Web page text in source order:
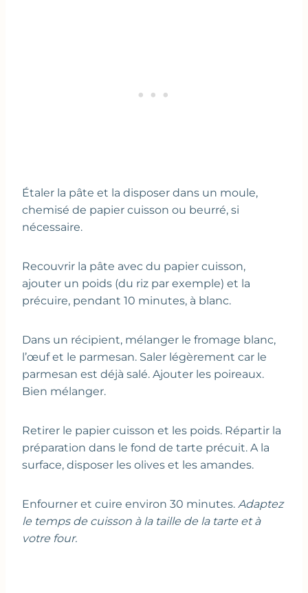
Étaler la pâte et la disposer dans un moule,
chemisé de papier cuisson ou beurré, si
nécessaire.
Recouvrir la pâte avec du papier cuisson,
ajouter un poids (du riz par exemple) et la
précuire, pendant 10 minutes, à blanc.
Dans un récipient, mélanger le fromage blanc,
l’œuf et le parmesan. Saler légèrement car le
parmesan est déjà salé. Ajouter les poireaux.
Bien mélanger.
Retirer le papier cuisson et les poids. Répartir la
préparation dans le fond de tarte précuit. A la
surface, disposer les olives et les amandes.
Enfourner et cuire environ 30 minutes. Adaptez
le temps de cuisson à la taille de la tarte et à
votre four.